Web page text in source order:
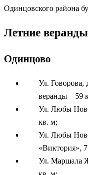
Одинцовского района
Летние
Одинцово
Ул. Говорова,
веранды – 59
Ул. Любы
кв. м;
Ул. Любы
«Виктория»,
Ул. Маршала